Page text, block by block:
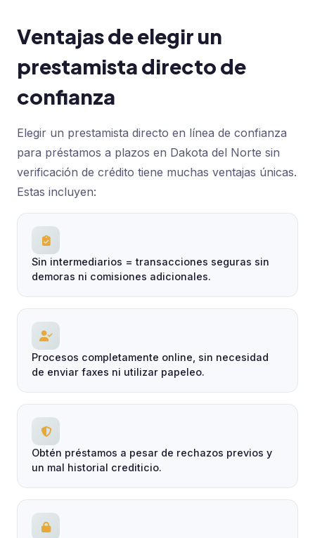
Ventajas de elegir un
prestamista directo de
confianza
Elegir un prestamista directo en línea de confianza
para préstamos a plazos en Dakota del Norte sin
verificación de crédito tiene muchas ventajas únicas.
Estas incluyen:
Sin intermediarios = transacciones seguras sin
demoras ni comisiones adicionales.
Procesos completamente online, sin necesidad
de enviar faxes ni utilizar papeleo.
Obtén préstamos a pesar de rechazos previos y
un mal historial crediticio.